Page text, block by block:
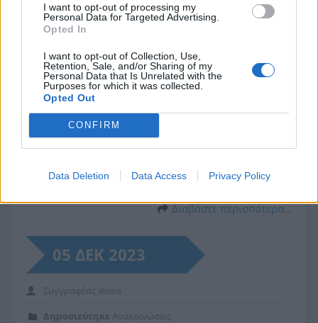
I want to opt-out of processing my
Personal Data for Targeted Advertising.
Opted In
I want to opt-out of Collection, Use,
Retention, Sale, and/or Sharing of my
Personal Data that Is Unrelated with the
Purposes for which it was collected.
Opted Out
CONFIRM
Data Deletion Data Access Privacy Policy
ΔΙΑΚΟΠΗ ΥΔΡΟΔΟΤΗΣΗΣ
Σας ενημερώνουμε ότι λόγω βλάβης του δικτύου ύδρευσης,
θα γίνει στις 12:00 σήμερα το βράδυ διακοπή υδροδότησης
στην οδό Φοίνικος στο τμήμα από Κάλβου μέχρι
πρωινές ώρες.
Διαβάστε περισσότερα…
05 ΔΕΚ 2023
Συγγραφέας alexis
Δημοσιεύτηκε Ανακοινώσεις